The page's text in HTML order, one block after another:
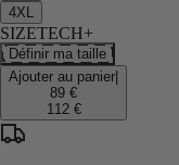
4XL
SIZETECH+
Définir ma taille
Ajouter au panier
89 €
112 €